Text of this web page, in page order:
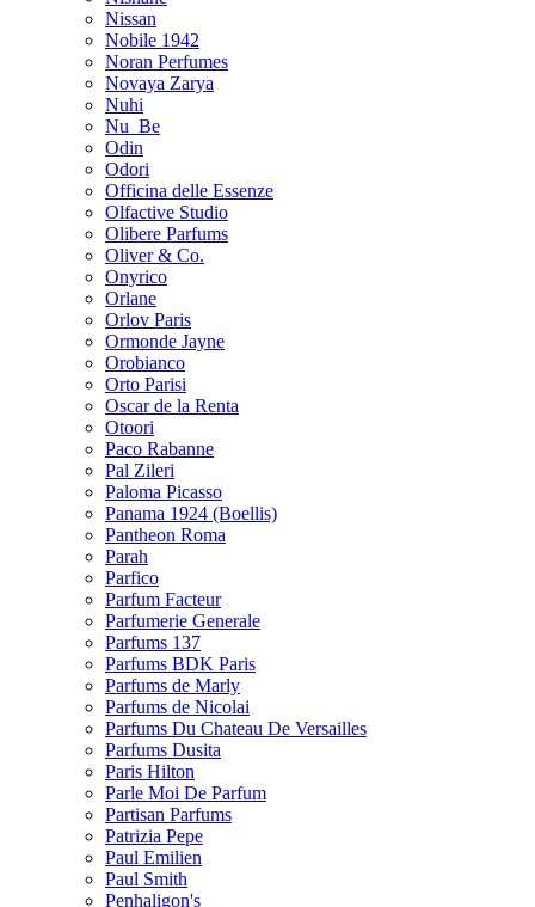
Nissan
Nobile 1942
Noran Perfumes
Novaya Zarya
Nuhi
Nu_Be
Odin
Odori
Officina delle Essenze
Olfactive Studio
Olibere Parfums
Oliver & Co.
Onyrico
Orlane
Orlov Paris
Ormonde Jayne
Orobianco
Orto Parisi
Oscar de la Renta
Otoori
Paco Rabanne
Pal Zileri
Paloma Picasso
Panama 1924 (Boellis)
Pantheon Roma
Parah
Parfico
Parfum Facteur
Parfumerie Generale
Parfums 137
Parfums BDK Paris
Parfums de Marly
Parfums de Nicolai
Parfums Du Chateau De Versailles
Parfums Dusita
Paris Hilton
Parle Moi De Parfum
Partisan Parfums
Patrizia Pepe
Paul Emilien
Paul Smith
Penhaligon's